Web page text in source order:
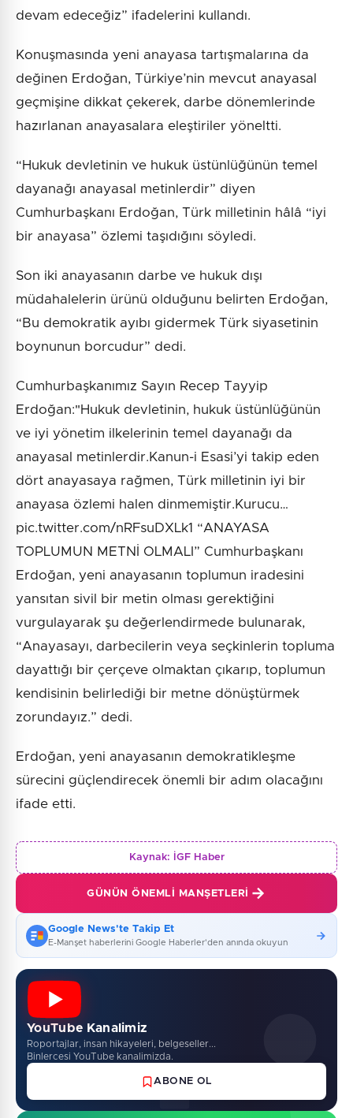
devam edeceğiz” ifadelerini kullandı.
Konuşmasında yeni anayasa tartışmalarına da
değinen Erdoğan, Türkiye’nin mevcut anayasal
geçmişine dikkat çekerek, darbe dönemlerinde
hazırlanan anayasalara eleştiriler yöneltti.
“Hukuk devletinin ve hukuk üstünlüğünün temel
dayanağı anayasal metinlerdir” diyen
Cumhurbaşkanı Erdoğan, Türk milletinin hâlâ “iyi
bir anayasa” özlemi taşıdığını söyledi.
Son iki anayasanın darbe ve hukuk dışı
müdahalelerin ürünü olduğunu belirten Erdoğan,
“Bu demokratik ayıbı gidermek Türk siyasetinin
boynunun borcudur” dedi.
Cumhurbaşkanımız Sayın Recep Tayyip
Erdoğan:"Hukuk devletinin, hukuk üstünlüğünün
ve iyi yönetim ilkelerinin temel dayanağı da
anayasal metinlerdir.Kanun-i Esasi’yi takip eden
dört anayasaya rağmen, Türk milletinin iyi bir
anayasa özlemi halen dinmemiştir.Kurucu…
pic.twitter.com/nRFsuDXLk1 “ANAYASA
TOPLUMUN METNİ OLMALI” Cumhurbaşkanı
Erdoğan, yeni anayasanın toplumun iradesini
yansıtan sivil bir metin olması gerektiğini
vurgulayarak şu değerlendirmede bulunarak,
“Anayasayı, darbecilerin veya seçkinlerin topluma
dayattığı bir çerçeve olmaktan çıkarıp, toplumun
kendisinin belirlediği bir metne dönüştürmek
zorundayız.” dedi.
Erdoğan, yeni anayasanın demokratikleşme
sürecini güçlendirecek önemli bir adım olacağını
ifade etti.
Kaynak: İGF Haber
GÜNÜN ÖNEMLI MANŞETLERI
Google News'te Takip Et
E-Manşet haberlerini Google Haberler'den anında okuyun
YouTube Kanalimiz
Roportajlar, insan hikayeleri, belgeseller...
Binlercesi YouTube kanalimizda.
ABONE OL